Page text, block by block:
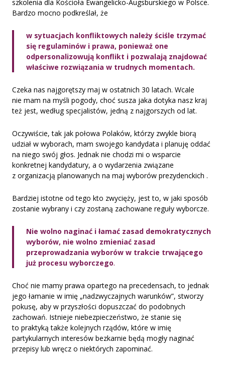
szkolenia dla Kościoła Ewangelicko-Augsburskiego w Polsce.
Bardzo mocno podkreślał, że
w sytuacjach konfliktowych należy ściśle trzymać
się regulaminów i prawa, ponieważ one
odpersonalizowują konflikt i pozwalają znajdować
właściwe rozwiązania w trudnych momentach.
Czeka nas najgorętszy maj w ostatnich 30 latach. Wcale
nie mam na myśli pogody, choć susza jaka dotyka nasz kraj
też jest, według specjalistów, jedną z najgorszych od lat.
Oczywiście, tak jak połowa Polaków, którzy zwykle biorą
udział w wyborach, mam swojego kandydata i planuję oddać
na niego swój głos. Jednak nie chodzi mi o wsparcie
konkretnej kandydatury, a o wydarzenia związane
z organizacją planowanych na maj wyborów prezydenckich .
Bardziej istotne od tego kto zwycięży, jest to, w jaki sposób
zostanie wybrany i czy zostaną zachowane reguły wyborcze.
Nie wolno naginać i łamać zasad demokratycznych
wyborów, nie wolno zmieniać zasad
przeprowadzania wyborów w trakcie trwającego
już procesu wyborczego.
Choć nie mamy prawa opartego na precedensach, to jednak
jego łamanie w imię „nadzwyczajnych warunków”, stworzy
pokusę, aby w przyszłości dopuszczać do podobnych
zachowań. Istnieje niebezpieczeństwo, że stanie się
to praktyką także kolejnych rządów, które w imię
partykularnych interesów bezkarnie będą mogły naginać
przepisy lub wręcz o niektórych zapominać.